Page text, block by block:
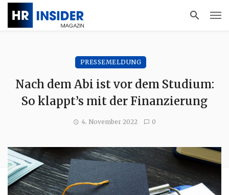
PRESSEMELDUNG
Nach dem Abi ist vor dem Studium:
So klappt’s mit der Finanzierung
4. November 2022 0